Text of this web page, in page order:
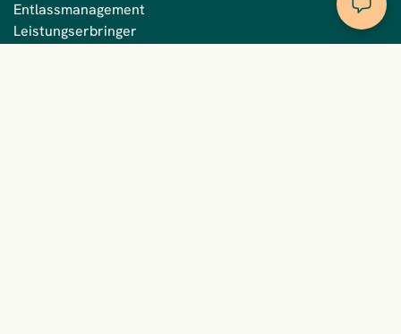
Entlassmanagement
Leistungserbringer